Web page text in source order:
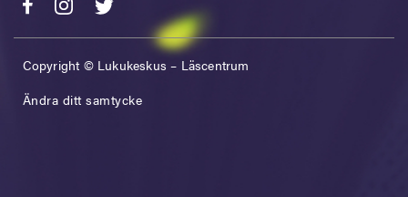
Copyright © Lukukeskus – Läscentrum
Ändra ditt samtycke